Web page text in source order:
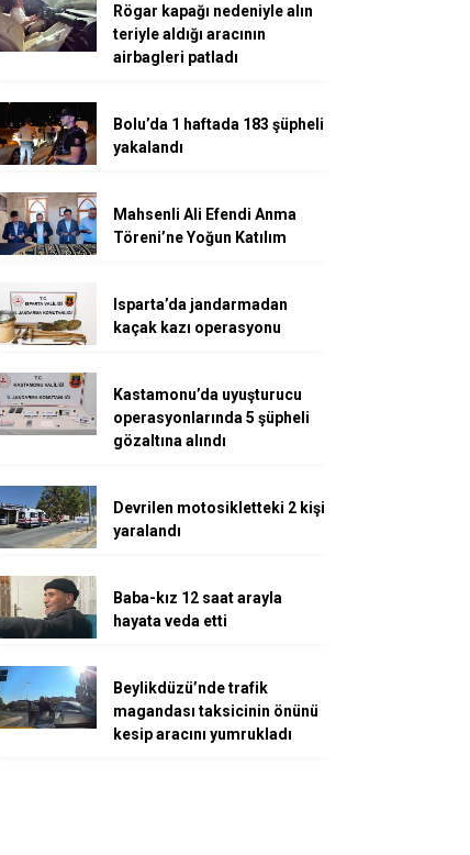
Rögar kapağı nedeniyle alın
teriyle aldığı aracının
airbagleri patladı
Bolu’da 1 haftada 183 şüpheli
yakalandı
Mahsenli Ali Efendi Anma
Töreni’ne Yoğun Katılım
Isparta’da jandarmadan
kaçak kazı operasyonu
Kastamonu’da uyuşturucu
operasyonlarında 5 şüpheli
gözaltına alındı
Devrilen motosikletteki 2 kişi
yaralandı
Baba-kız 12 saat arayla
hayata veda etti
Beylikdüzü’nde trafik
magandası taksicinin önünü
kesip aracını yumrukladı